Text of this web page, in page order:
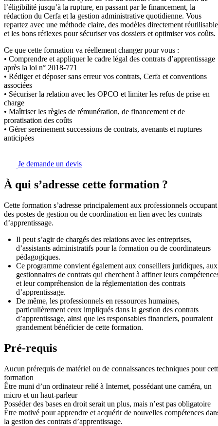
l’éligibilité jusqu’à la rupture, en passant par le financement, la
rédaction du Cerfa et la gestion administrative quotidienne. Vous
repartez avec une méthode claire, des modèles directement
et les bons réflexes pour sécuriser vos dossiers et optimiser vos coûts.
Ce que cette formation va réellement changer pour vous :
• Comprendre et appliquer le cadre légal des contrats d’apprentissage
après la loi n° 2018-771
• Rédiger et déposer sans erreur vos contrats, Cerfa et conventions
associées
• Sécuriser la relation avec les OPCO et limiter les refus de prise en
charge
• Maîtriser les règles de rémunération, de financement et de
proratisation des coûts
• Gérer sereinement successions de contrats, avenants et ruptures
anticipées
Je demande un devis
À qui s’adresse cette formation ?
Cette formation s’adresse principalement aux professionnels occupant
des postes de gestion ou de coordination en lien avec les contrats
d’apprentissage.
Il peut s’agir de chargés des relations avec les entreprises,
d’assistants administratifs pour la formation ou de coordinateurs
pédagogiques.
Ce programme convient également aux conseillers juridiques, aux
gestionnaires de contrats qui cherchent à affiner leurs
et leur compréhension de la réglementation des contrats
d’apprentissage.
De même, les professionnels en ressources humaines,
particulièrement ceux impliqués dans la gestion des contrats
d’apprentissage, ainsi que les responsables financiers, pourraient
grandement bénéficier de cette formation.
Pré-requis
Aucun prérequis de matériel ou de connaissances techniques pour
formation
Être muni d’un ordinateur relié à Internet, possédant une caméra, un
micro et un haut-parleur
Posséder des bases en droit serait un plus, mais n’est pas obligatoire
Être motivé pour apprendre et acquérir de nouvelles compétences
la gestion des contrats d’apprentissage.